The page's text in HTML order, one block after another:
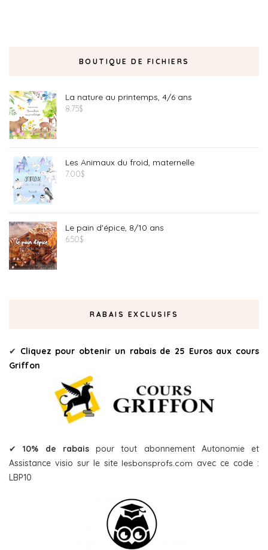
BOUTIQUE DE FICHIERS
La nature au printemps, 4/6 ans
8.75$
Les Animaux du froid, maternelle
7.00$
Le pain d'épice, 8/10 ans
6.50$
RABAIS EXCLUSIFS
✔ Cliquez pour obtenir un rabais de 25 Euros aux cours
Griffon
✔10% de rabaispour tout abonnement Autonomie et
Assistance visio sur le site lesbonsprofs.com avec ce code :
LBP10